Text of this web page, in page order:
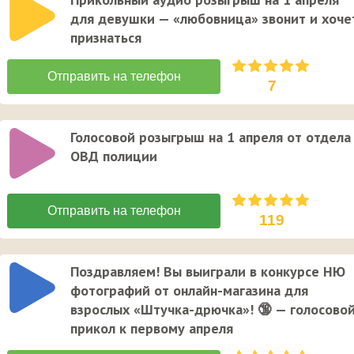
для девушки — «любовница» звонит и
признаться
7
Голосовой розыгрыш на 1 апреля от отдела
ОВД полиции
119
Поздравляем! Вы выиграли в конкурсе НЮ
фотографий от онлайн-магазина для
взрослых «Штучка-дрючка»! 🔞 —
прикол к первому апреля